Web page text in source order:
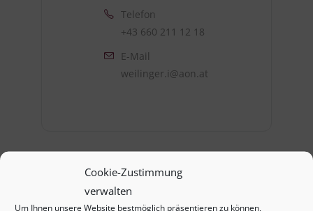
Cookie-Zustimmung
verwalten
Um Ihnen unsere Website bestmöglich präsentieren zu können,
Telefon
+43 660 211 12 18
E-Mail
weilinger.i@aon.at
+ Zu Google Kalender hinzufügen